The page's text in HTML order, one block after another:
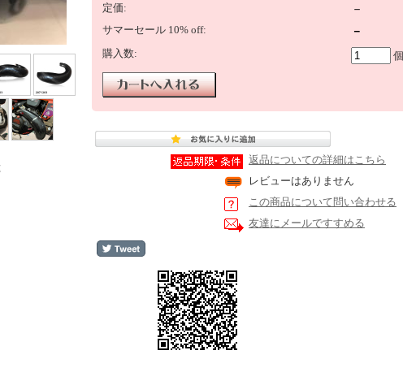
定価: －
サマーセール 10% off: －
購入数: 個
返品についての詳細はこちら
レビューはありません
この商品について問い合わせる
友達にメールですすめる